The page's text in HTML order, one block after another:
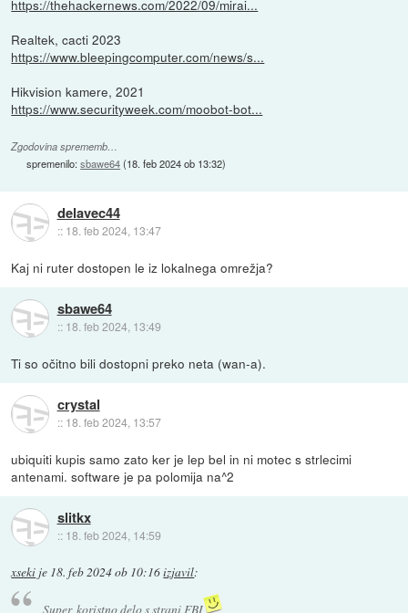
https://thehackernews.com/2022/09/mirai...
Realtek, cacti 2023
https://www.bleepingcomputer.com/news/s...
Hikvision kamere, 2021
https://www.securityweek.com/moobot-bot...
Zgodovina sprememb…
spremenilo:sbawe64(18. feb 2024 ob 13:32)
delavec44
:: 18. feb 2024, 13:47
Kaj ni ruter dostopen le iz lokalnega omrežja?
sbawe64
:: 18. feb 2024, 13:49
Ti so očitno bili dostopni preko neta (wan-a).
crystal
:: 18. feb 2024, 13:57
ubiquiti kupis samo zato ker je lep bel in ni motec s strlecimi
antenami. software je pa polomija na^2
slitkx
:: 18. feb 2024, 14:59
xseki je 18. feb 2024 ob 10:16izjavil:
Super, koristno delo s strani FBI